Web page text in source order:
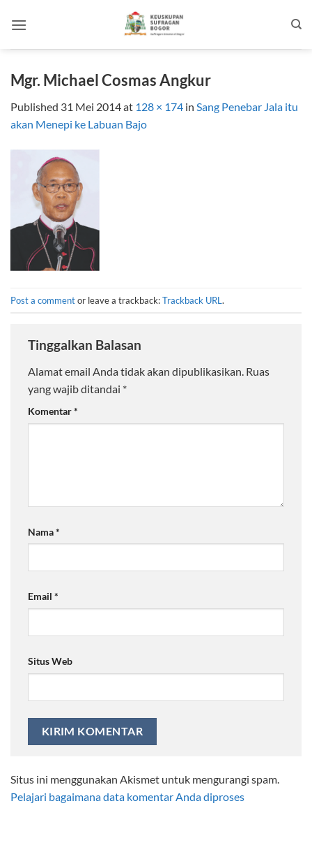
Mgr. Michael Cosmas Angkur
Published 31 Mei 2014at 128 × 174 in Sang Penebar Jala itu
akan Menepi ke Labuan Bajo
Post a commentor leave a trackback:Trackback URL.
Tinggalkan Balasan
Alamat email Anda tidak akan dipublikasikan. Ruas
yang wajib ditandai *
Komentar*
Nama*
Email *
Situs Web
Situs ini menggunakan Akismet untuk mengurangi spam.
Pelajari bagaimana data komentar Anda diproses